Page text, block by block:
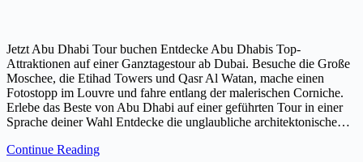
Jetzt Abu Dhabi Tour buchen Entdecke Abu Dhabis Top-
Attraktionen auf einer Ganztagestour ab Dubai. Besuche die Große
Moschee, die Etihad Towers und Qasr Al Watan, mache einen
Fotostopp im Louvre und fahre entlang der malerischen Corniche.
Erlebe das Beste von Abu Dhabi auf einer geführten Tour in einer
Sprache deiner Wahl Entdecke die unglaubliche architektonische…
Continue Reading